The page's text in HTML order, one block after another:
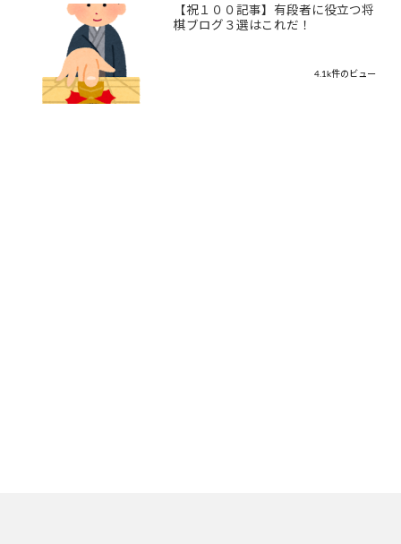
【祝１００記事】有段者に役立つ将
棋ブログ３選はこれだ！
4.1k件のビュー